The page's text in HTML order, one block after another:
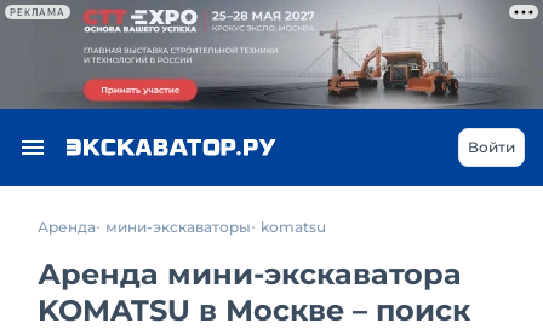
РЕКЛАМА
Войти
Аренда мини-экскаваторы komatsu
Аренда мини-экскаватора
KOMATSU в Москве – поиск